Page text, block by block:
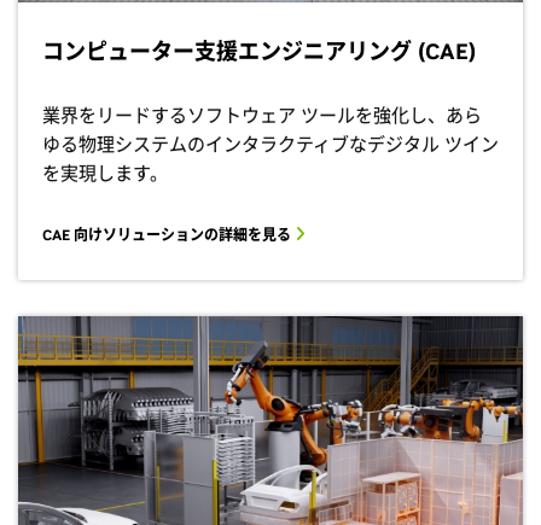
コンピューター支援エンジニアリング (CAE)
業界をリードするソフトウェア ツールを強化し、あら
ゆる物理システムのインタラクティブなデジタル ツイン
を実現します。
CAE 向けソリューションの詳細を見る